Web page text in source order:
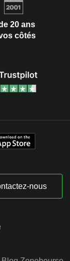
20 ans
côtés
nous